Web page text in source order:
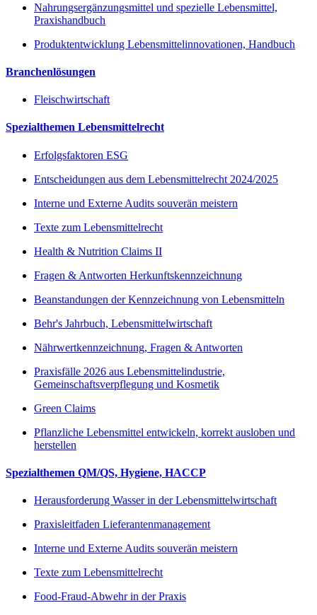
Nahrungsergänzungsmittel und spezielle Lebensmittel,
Praxishandbuch
Produktentwicklung Lebensmittelinnovationen, Handbuch
Branchenlösungen
Fleischwirtschaft
Spezialthemen Lebensmittelrecht
Erfolgsfaktoren ESG
Entscheidungen aus dem Lebensmittelrecht 2024/2025
Interne und Externe Audits souverän meistern
Texte zum Lebensmittelrecht
Health & Nutrition Claims II
Fragen & Antworten Herkunftskennzeichnung
Beanstandungen der Kennzeichnung von Lebensmitteln
Behr's Jahrbuch, Lebensmittelwirtschaft
Nährwertkennzeichnung, Fragen & Antworten
Praxisfälle 2026 aus Lebensmittelindustrie,
Gemeinschaftsverpflegung und Kosmetik
Green Claims
Pflanzliche Lebensmittel entwickeln, korrekt ausloben und
herstellen
Spezialthemen QM/QS, Hygiene, HACCP
Herausforderung Wasser in der Lebensmittelwirtschaft
Praxisleitfaden Lieferantenmanagement
Interne und Externe Audits souverän meistern
Texte zum Lebensmittelrecht
Food-Fraud-Abwehr in der Praxis